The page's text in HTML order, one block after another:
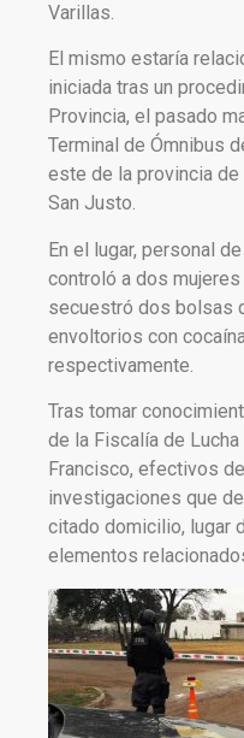
Varillas.
El mismo estaría
iniciada tras un
Provincia, el pasado
Terminal de Ómnibus
este de la provincia de
San Justo.
En el lugar, personal
controló a dos
secuestró dos bolsas
envoltorios con
respectivamente.
Tras tomar
de la Fiscalía de
Francisco, efectivos
investigaciones que
citado domicilio, lugar
elementos